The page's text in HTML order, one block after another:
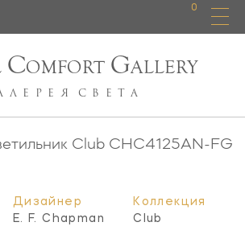
0
COMFORT GALLERY
СВЕТА
Club CHC4125AN-FG
Дизайнер
E. F. Chapman
Коллекция
Club